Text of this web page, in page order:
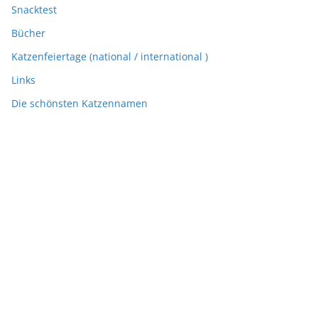
Snacktest
Bücher
Katzenfeiertage (national / international )
Links
Die schönsten Katzennamen